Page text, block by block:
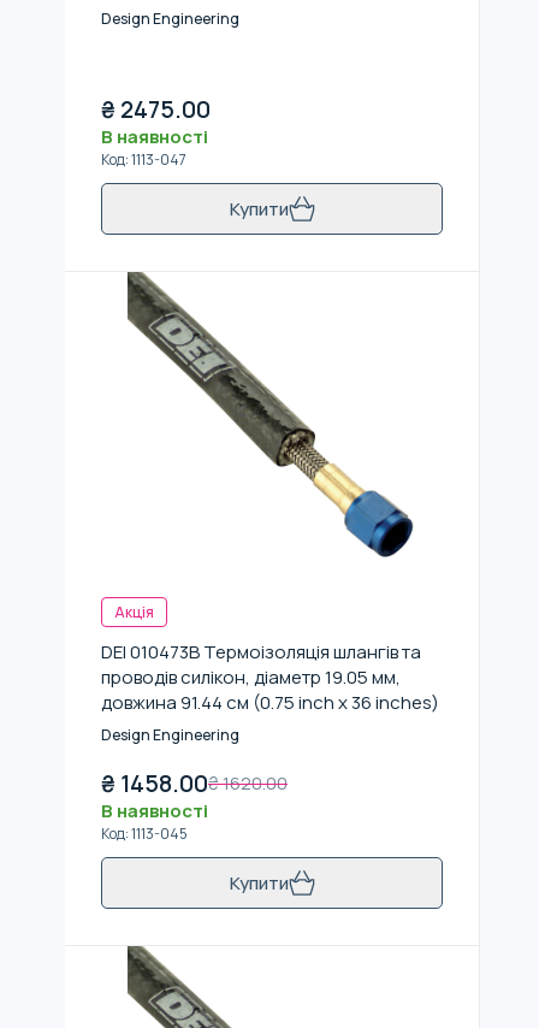
Design Engineering
₴ 2475.00
В наявності
Код:1113-047
Купити
Акція
DEI 010473B Термоізоляція шлангів та
проводів силікон, діаметр 19.05 мм,
довжина 91.44 см (0.75 inch x 36 inches)
Design Engineering
₴ 1458.00₴1620.00
В наявності
Код:1113-045
Купити